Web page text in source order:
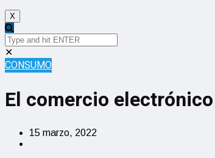
X
✕
CONSUMO
El comercio
15 marzo, 2022